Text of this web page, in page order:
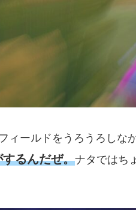
ィールドをうろうろしな
るんだぜ。ナタではち